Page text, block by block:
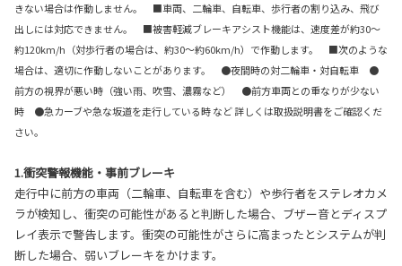
きない場合は作動しません。 ■車両、二輪車、自転車、歩行者の割り込み、飛び
出しには対応できません。 ■被害軽減ブレーキアシスト機能は、速度差が約30～
約120km/h（対歩行者の場合は、約30～約60km/h）で作動します。 ■次のような
場合は、適切に作動しないことがあります。 ●夜間時の対二輪車・対自転車 ●
前方の視界が悪い時（強い雨、吹雪、濃霧など） ●前方車両との重なりが少ない
時 ●急カーブや急な坂道を走行している時 など 詳しくは取扱説明書をご確認くだ
さい。
1.衝突警報機能・事前ブレーキ
走行中に前方の車両（二輪車、自転車を含む）や歩行者をステレオカメ
ラが検知し、衝突の可能性があると判断した場合、ブザー音とディスプ
レイ表示で警告します。衝突の可能性がさらに高まったとシステムが判
断した場合、弱いブレーキをかけます。